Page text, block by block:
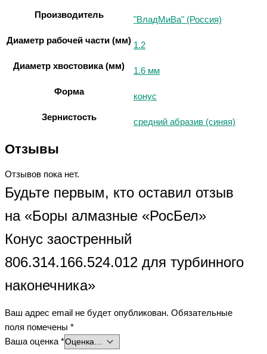
Производитель "ВладМиВа" (Россия)
Диаметр рабочей части (мм) 1.2
Диаметр хвостовика (мм) 1.6 мм
Форма конус
Зернистость средний абразив (синяя)
Отзывы
Отзывов пока нет.
Будьте первым, кто оставил отзыв
на «Боры алмазные «РосБел»
Конус заостренный
806.314.166.524.012 для турбинного
наконечника»
Ваш адрес email не будет опубликован. Обязательные
поля помечены *
Ваша оценка*